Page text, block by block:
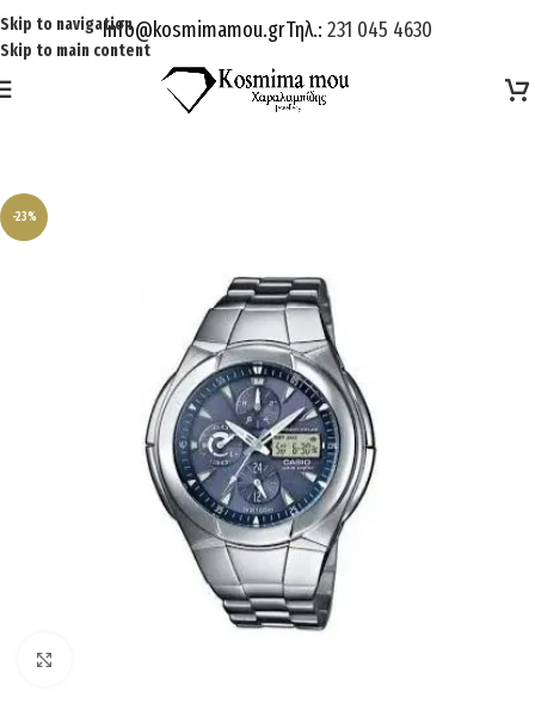
Skip to navigation
Skip to main content
Info@kosmimamou.grΤηλ.: 231 045 4630
-23%